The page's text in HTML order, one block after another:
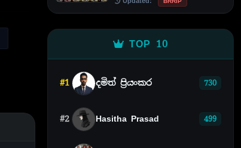
TOP 10
#1 දමිත් ප්‍රියංකර 730
#2 Hasitha Prasad 499